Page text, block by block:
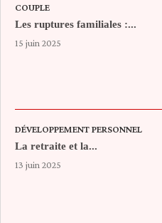
COUPLE
Les ruptures familiales :...
15 juin 2025
DÉVELOPPEMENT PERSONNEL
La retraite et la...
13 juin 2025